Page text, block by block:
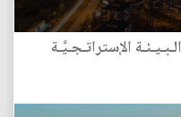
الإستراتـجـيَّـة